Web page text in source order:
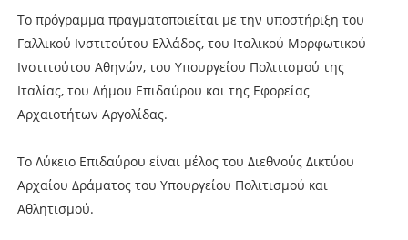
Το πρόγραμμα πραγματοποιείται με την υποστήριξη του
Γαλλικού Ινστιτούτου Ελλάδος, του Ιταλικού Μορφωτικού
Ινστιτούτου Αθηνών, του Υπουργείου Πολιτισμού της
Ιταλίας, του Δήμου Επιδαύρου και της Εφορείας
Αρχαιοτήτων Αργολίδας.
Το Λύκειο Επιδαύρου είναι μέλος του Διεθνούς Δικτύου
Αρχαίου Δράματος του Υπουργείου Πολιτισμού και
Αθλητισμού.